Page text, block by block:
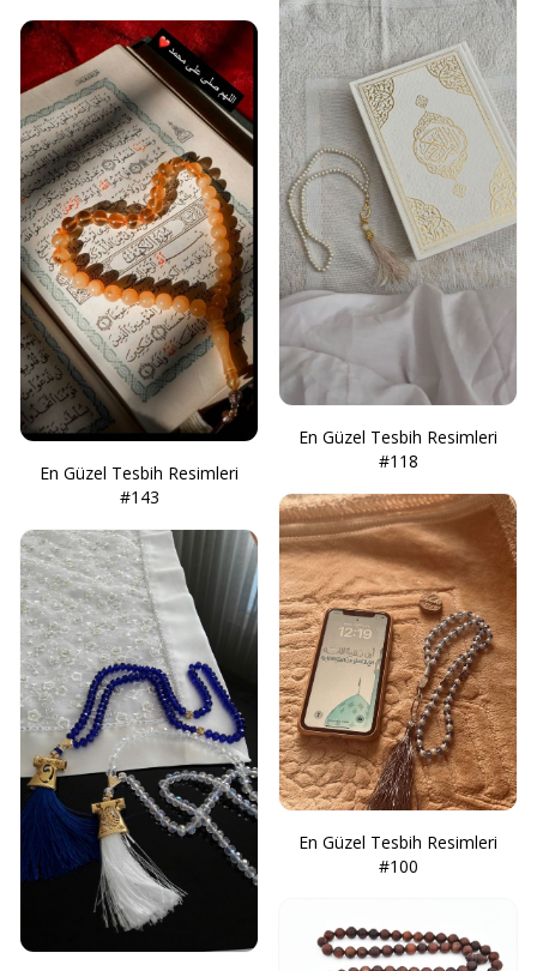
En Güzel Tesbih Resimleri
#143
En Güzel Tesbih Resimleri
#118
En Güzel Tesbih Resimleri
#100